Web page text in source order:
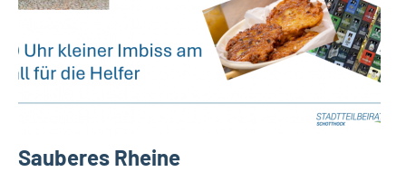
Sauberes Rheine